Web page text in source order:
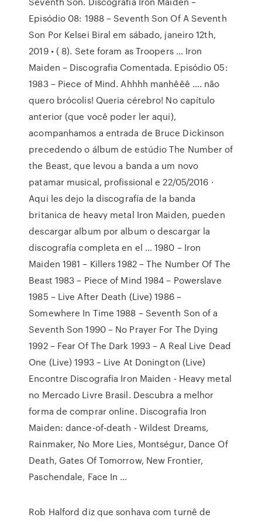
Episódio 08: 1988 – Seventh Son Of A Seventh
Son Por Kelsei Biral em sábado, janeiro 12th,
2019 • ( 8). Sete foram as Troopers … Iron
Maiden – Discografia Comentada. Episódio 05:
1983 – Piece of Mind. Ahhhh manhêêê …. não
quero brócolis! Queria cérebro! No capítulo
anterior (que você poder ler aqui),
acompanhamos a entrada de Bruce Dickinson
precedendo o álbum de estúdio The Number of
the Beast, que levou a banda a um novo
patamar musical, profissional e 22/05/2016 ·
Aqui les dejo la discografía de la banda
britanica de heavy metal Iron Maiden, pueden
descargar album por album o descargar la
discografía completa en el … 1980 – Iron
Maiden 1981 – Killers 1982 – The Number Of The
Beast 1983 – Piece of Mind 1984 – Powerslave
1985 – Live After Death (Live) 1986 –
Somewhere In Time 1988 – Seventh Son of a
Seventh Son 1990 – No Prayer For The Dying
1992 – Fear Of The Dark 1993 – A Real Live Dead
One (Live) 1993 – Live At Donington (Live)
Encontre Discografia Iron Maiden - Heavy metal
no Mercado Livre Brasil. Descubra a melhor
forma de comprar online. Discografia Iron
Maiden: dance-of-death - Wildest Dreams,
Rainmaker, No More Lies, Montségur, Dance Of
Death, Gates Of Tomorrow, New Frontier,
Paschendale, Face In …
Rob Halford diz que sonhava com turnê de